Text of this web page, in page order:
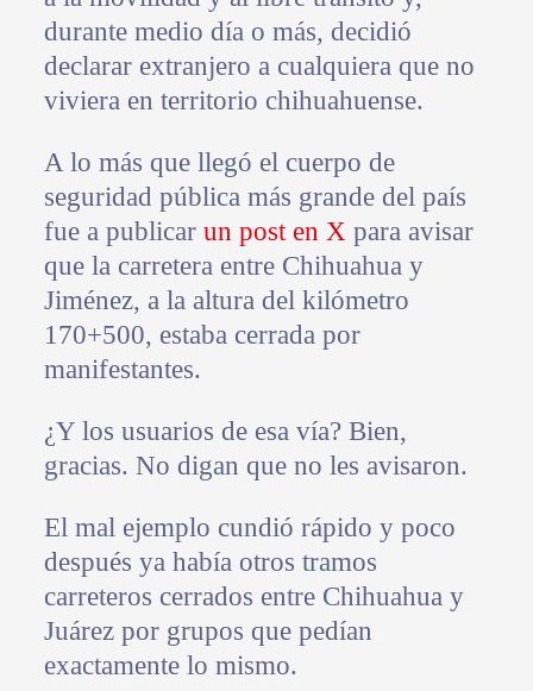
durante medio día o más, decidió
declarar extranjero a cualquiera que no
viviera en territorio chihuahuense.
A lo más que llegó el cuerpo de
seguridad pública más grande del país
fue a publicar un post en Xpara avisar
que la carretera entre Chihuahua y
Jiménez, a la altura del kilómetro
170+500, estaba cerrada por
manifestantes.
¿Y los usuarios de esa vía? Bien,
gracias. No digan que no les avisaron.
El mal ejemplo cundió rápido y poco
después ya había otros tramos
carreteros cerrados entre Chihuahua y
Juárez por grupos que pedían
exactamente lo mismo.